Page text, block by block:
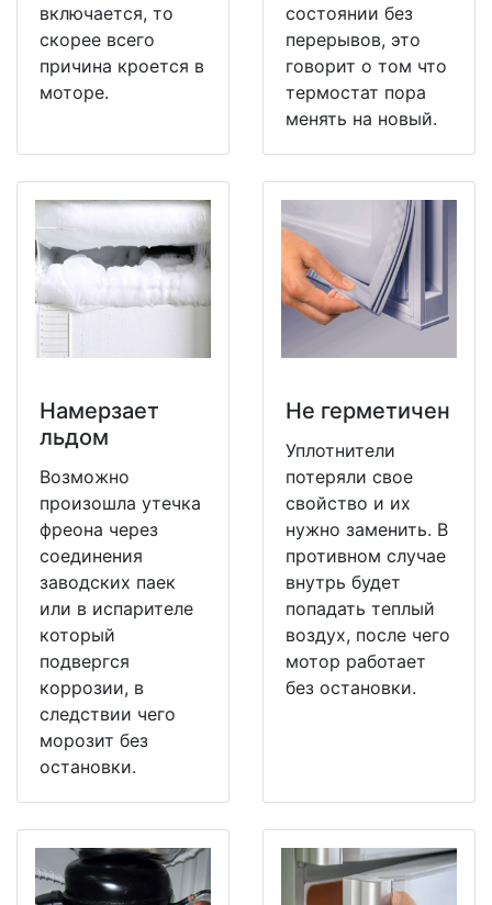
включается, то
скорее всего
причина кроется в
моторе.
состоянии без
перерывов, это
говорит о том что
термостат пора
менять на новый.
Намерзает
льдом
Возможно
произошла утечка
фреона через
соединения
заводских паек
или в испарителе
который
подвергся
коррозии, в
следствии чего
морозит без
остановки.
Не герметичен
Уплотнители
потеряли свое
свойство и их
нужно заменить. В
противном случае
внутрь будет
попадать теплый
воздух, после чего
мотор работает
без остановки.